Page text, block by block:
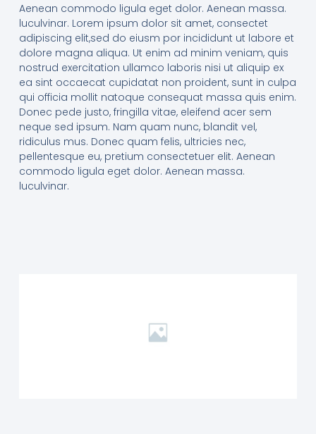
Aenean commodo ligula eget dolor. Aenean massa.
luculvinar. Lorem ipsum dolor sit amet, consectet
adipiscing elit,sed do eiusm por incididunt ut labore et
dolore magna aliqua. Ut enim ad minim veniam, quis
nostrud exercitation ullamco laboris nisi ut aliquip ex
ea sint occaecat cupidatat non proident, sunt in culpa
qui officia mollit natoque consequat massa quis enim.
Donec pede justo, fringilla vitae, eleifend acer sem
neque sed ipsum. Nam quam nunc, blandit vel,
ridiculus mus. Donec quam felis, ultricies nec,
pellentesque eu, pretium consectetuer elit. Aenean
commodo ligula eget dolor. Aenean massa.
luculvinar.